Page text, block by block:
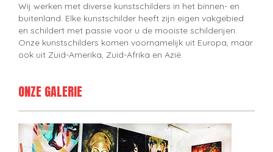
Wij werken met diverse kunstschilders in het binnen- en
buitenland. Elke kunstschilder heeft zijn eigen vakgebied
en schildert met passie voor u de mooiste schilderijen.
Onze kunstschilders komen voornamelijk uit Europa, maar
ook uit Zuid-Amerika, Zuid-Afrika en Azië.
ONZE GALERIE